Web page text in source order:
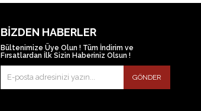
BIZDEN HABERLER
Bültenimize Üye Olun ! Tüm İndirim ve
Fırsatlardan İlk Sizin Haberiniz Olsun !
GÖNDER